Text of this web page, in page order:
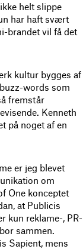
helt slippe
har haft svært
brandet vil få det
kultur bygges af
words som
fremstår
Kenneth
på noget af en
er jeg blevet
om
One konceptet
at Publicis
kun reklame-, PR-
sammen.
Sapient, mens